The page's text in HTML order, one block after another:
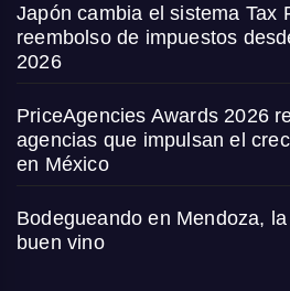
Japón cambia el sistema Tax
reembolso de impuestos
2026
PriceAgencies Awards 2026
agencias que impulsan el
en México
Bodegueando en Mendoza,
buen vino